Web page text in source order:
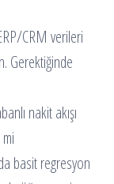
CRM verileri
Gerektiğinde
nakit akışı
basit regresyon